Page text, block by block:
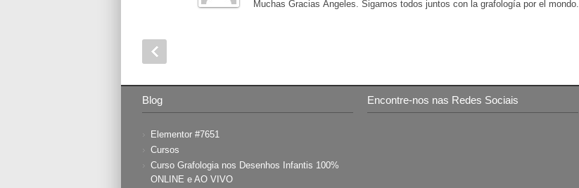
Muchas Gracias Ángeles. Sigamos todos juntos con la grafología por el mondo.
Blog
Elementor #7651
Cursos
Curso Grafologia nos Desenhos Infantis 100%
ONLINE e AO VIVO
Encontre-nos nas Redes Sociais